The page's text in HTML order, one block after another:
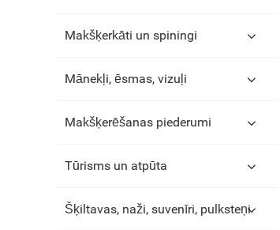
Makšķerkāti un spiningi
Mānekļi, ēsmas, vizuļi
Makšķerēšanas piederumi
Tūrisms un atpūta
Šķiltavas, naži, suvenīri, pulksteņi